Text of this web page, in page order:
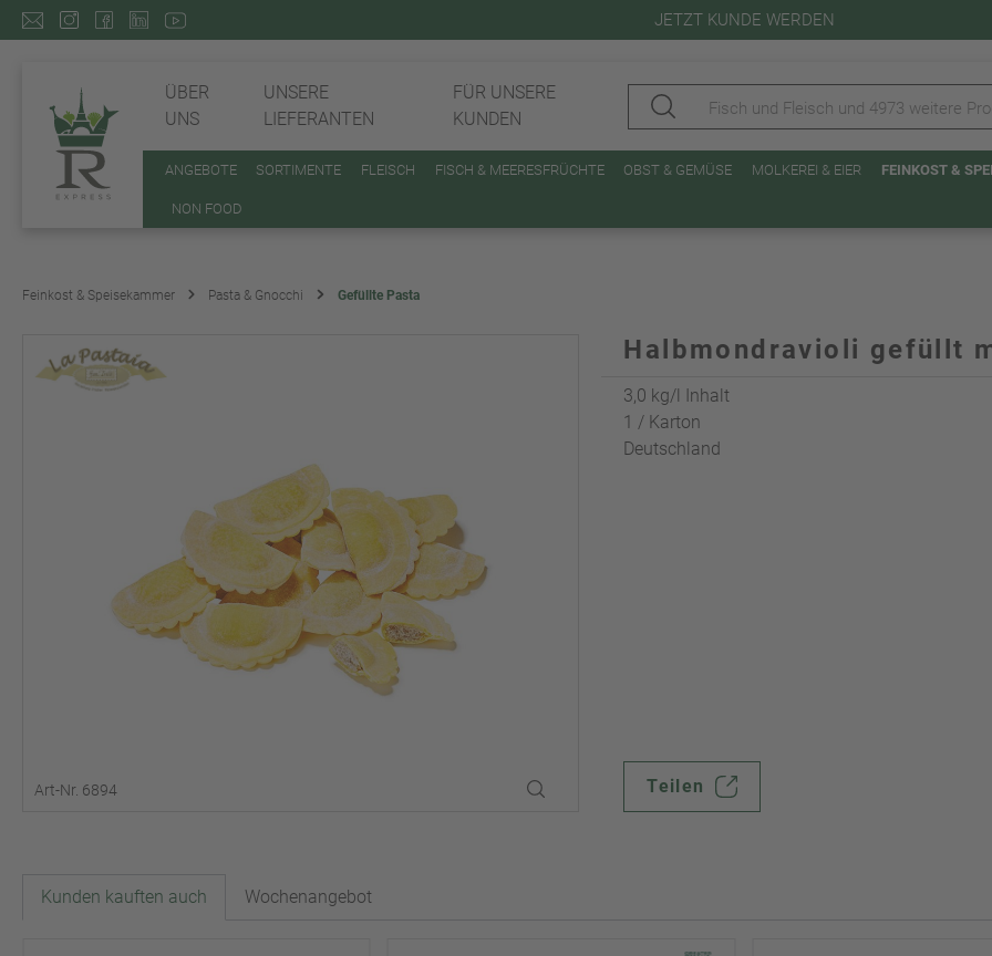
JETZT KUNDE WERDEN
ÜBER
UNS
UNSERE
LIEFERANTEN
FÜR UNSERE
KUNDEN
ANGEBOTE SORTIMENTE FLEISCH FISCH & MEERESFRÜCHTE OBST & GEMÜSE MOLKEREI & EIER FEINKOST &
NON FOOD
Feinkost & Speisekammer Pasta & Gnocchi Gefüllte Pasta
Art-Nr. 6894
Halbmondravioli gefüllt
3,0 kg/l Inhalt
1 / Karton
Deutschland
Teilen
Kunden kauften auch Wochenangebot